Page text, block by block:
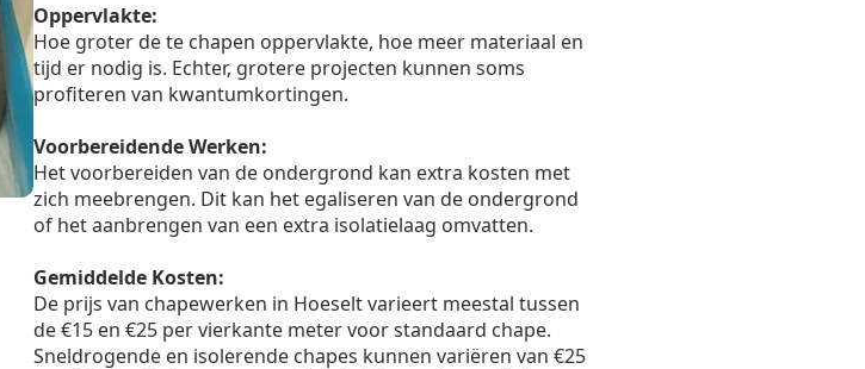
Oppervlakte:
Hoe groter de te chapen oppervlakte, hoe meer materiaal en
tijd er nodig is. Echter, grotere projecten kunnen soms
profiteren van kwantumkortingen.
Voorbereidende Werken:
Het voorbereiden van de ondergrond kan extra kosten met
zich meebrengen. Dit kan het egaliseren van de ondergrond
of het aanbrengen van een extra isolatielaag omvatten.
Gemiddelde Kosten:
De prijs van chapewerken in Hoeselt varieert meestal tussen
de €15 en €25 per vierkante meter voor standaard chape.
Sneldrogende en isolerende chapes kunnen variëren van €25